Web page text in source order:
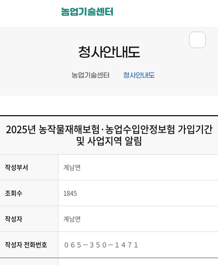
농업기술센터
청사안내도
농업기술센터 청사안내도
2025년 농작물재해보험·농업수입안정보험 가입기간
및 사업지역 알림
작성부서 계남면
조회수 1845
작성자 계남면
작성자 전화번호 ０６５－３５０－１４７１